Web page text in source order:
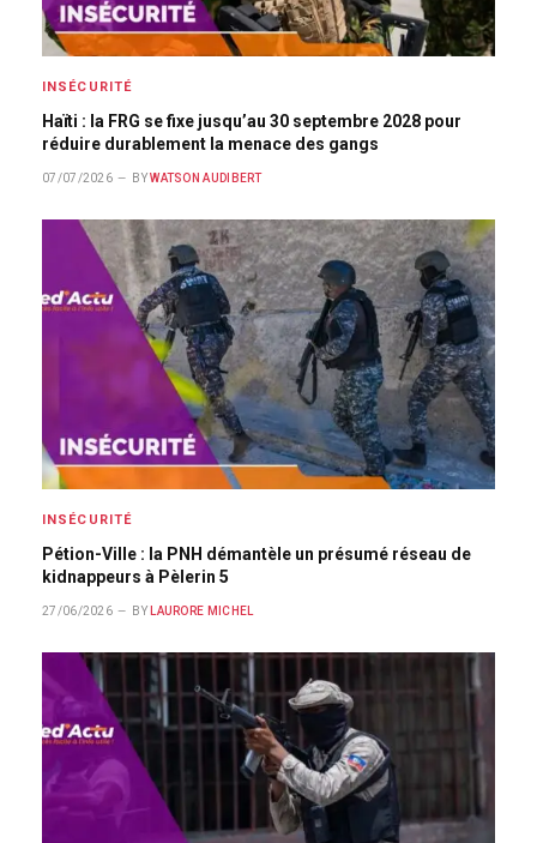
INSÉCURITÉ
Haïti : la FRG se fixe jusqu’au 30 septembre 2028 pour
réduire durablement la menace des gangs
07/07/2026 BY WATSON AUDIBERT
INSÉCURITÉ
Pétion-Ville : la PNH démantèle un présumé réseau de
kidnappeurs à Pèlerin 5
27/06/2026 BY LAURORE MICHEL